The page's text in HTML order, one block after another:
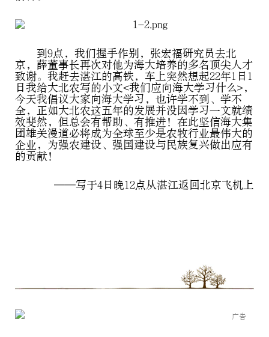
到9点，我们握手作别，张宏福研究员去北
京，薛董事长再次对他为海大培养的多名顶尖人才
致谢。我赶去湛江的高铁，车上突然想起22年1日1
日我给大北农写的小文<我们应向海大学习什么>，
今天我倡议大家向海大学习，也许学不到、学不
全，正如大北农这五年的发展并没因学习一文就绩
效斐然，但总会有帮助、有推进！在此坚信海大集
团雄关漫道必将成为全球至少是农牧行业最伟大的
企业，为强农建设、强国建设与民族复兴做出应有
的贡献！
——写于4日晚12点从湛江返回北京飞机上
广告